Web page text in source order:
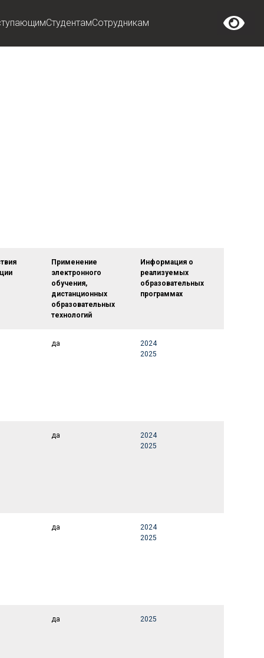
СтудентамСотрудникам
Применение
электронного
обучения,
дистанционных
образовательных
технологий
Информация о
реализуемых
образовательных
программах
да
2024
2025
да
2024
2025
да
2024
2025
да 2025